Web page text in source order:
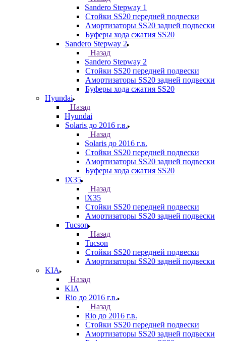
Sandero Stepway 1
Стойки SS20 передней подвески
Амортизаторы SS20 задней подвески
Буферы хода сжатия SS20
Sandero Stepway 2
Назад
Sandero Stepway 2
Стойки SS20 передней подвески
Амортизаторы SS20 задней подвески
Буферы хода сжатия SS20
Hyundai
Назад
Hyundai
Solaris до 2016 г.в.
Назад
Solaris до 2016 г.в.
Стойки SS20 передней подвески
Амортизаторы SS20 задней подвески
Буферы хода сжатия SS20
iX35
Назад
iX35
Стойки SS20 передней подвески
Амортизаторы SS20 задней подвески
Tucson
Назад
Tucson
Стойки SS20 передней подвески
Амортизаторы SS20 задней подвески
KIA
Назад
KIA
Rio до 2016 г.в.
Назад
Rio до 2016 г.в.
Стойки SS20 передней подвески
Амортизаторы SS20 задней подвески